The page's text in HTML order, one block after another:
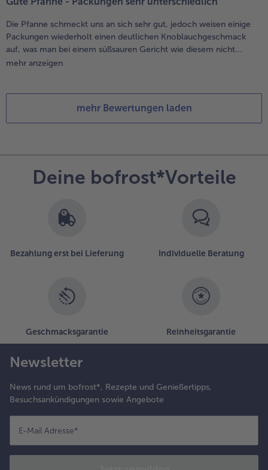
Die Pfanne schmeckt uns an sich sehr gut, jedoch weisen einige
Packungen wiederholt einen deutlichen Knoblauchgeschmack
auf, was man bei einem süßsauren Gericht wie diesem nicht...
mehr anzeigen
mehr Bewertungen laden
Deine bofrost*Vorteile
Bezahlung erst bei Lieferung Individuelle Beratung
Geschmacksgarantie Reinheitsgarantie
Newsletter
News rund um bofrost*, Rezepte und Genießertipps,
Besuchsankündigungen sowie Angebote
E-Mail Adresse*